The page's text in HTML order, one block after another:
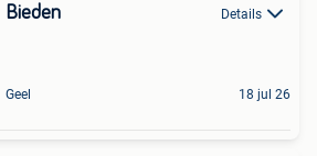
Bieden Details
Geel 18 jul 26